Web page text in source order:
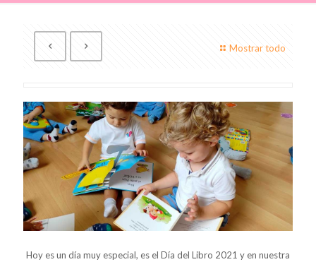
Mostrar todo
Hoy es un día muy especial, es el Día del Libro 2021 y en nuestra